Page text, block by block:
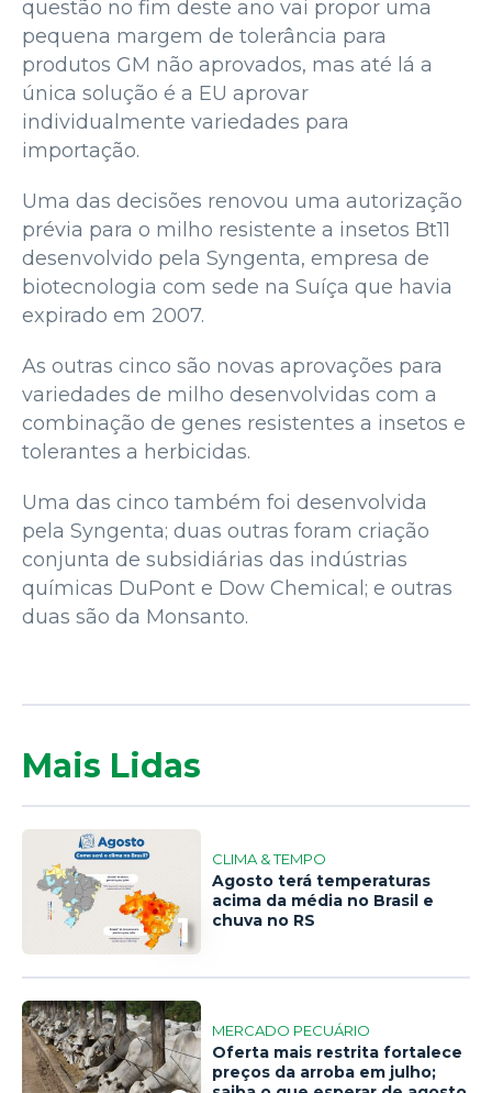
questão no fim deste ano vai propor uma
pequena margem de tolerância para
produtos GM não aprovados, mas até lá a
única solução é a EU aprovar
individualmente variedades para
importação.
Uma das decisões renovou uma autorização
prévia para o milho resistente a insetos Bt11
desenvolvido pela Syngenta, empresa de
biotecnologia com sede na Suíça que havia
expirado em 2007.
As outras cinco são novas aprovações para
variedades de milho desenvolvidas com a
combinação de genes resistentes a insetos e
tolerantes a herbicidas.
Uma das cinco também foi desenvolvida
pela Syngenta; duas outras foram criação
conjunta de subsidiárias das indústrias
químicas DuPont e Dow Chemical; e outras
duas são da Monsanto.
Mais Lidas
1
CLIMA & TEMPO
Agosto terá temperaturas
acima da média no Brasil e
chuva no RS
MERCADO PECUÁRIO
Oferta mais restrita fortalece
preços da arroba em julho;